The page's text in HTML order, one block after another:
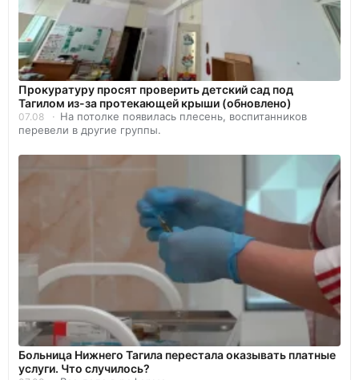
Прокуратуру просят проверить детский сад под
Тагилом из-за протекающей крыши (обновлено)
07.08
На потолке появилась плесень, воспитанников
перевели в другие группы.
Больница Нижнего Тагила перестала оказывать платные
услуги. Что случилось?